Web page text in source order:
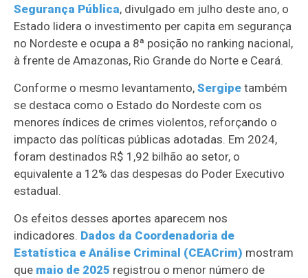
Segurança Pública, divulgado em julho deste ano, o
Estado lidera o investimento per capita em segurança
no Nordeste e ocupa a 8ª posição no ranking nacional,
à frente de Amazonas, Rio Grande do Norte e Ceará.
Conforme o mesmo levantamento,Sergipe também
se destaca como o Estado do Nordeste com os
menores índices de crimes violentos, reforçando o
impacto das políticas públicas adotadas. Em 2024,
foram destinados R$ 1,92 bilhão ao setor, o
equivalente a 12% das despesas do Poder Executivo
estadual.
Os efeitos desses aportes aparecem nos
indicadores. Dados da Coordenadoria de
Estatística e Análise Criminal (CEACrim) mostram
que maio de 2025 registrou o menor número de